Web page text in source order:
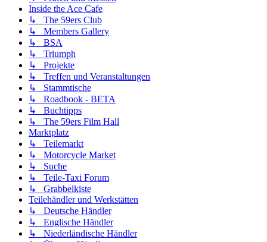
Inside the Ace Cafe
↳ The 59ers Club
↳ Members Gallery
↳ BSA
↳ Triumph
↳ Projekte
↳ Treffen und Veranstaltungen
↳ Stammtische
↳ Roadbook - BETA
↳ Buchtipps
↳ The 59ers Film Hall
Marktplatz
↳ Teilemarkt
↳ Motorcycle Market
↳ Suche
↳ Teile-Taxi Forum
↳ Grabbelkiste
Teilehändler und Werkstätten
↳ Deutsche Händler
↳ Englische Händler
↳ Niederländische Händler